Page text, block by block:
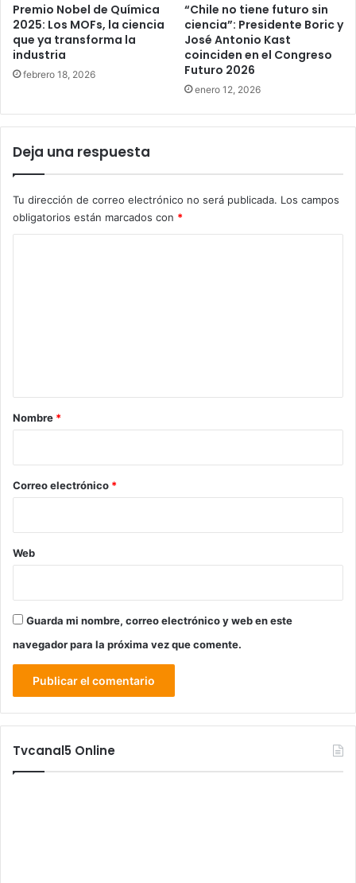
Premio Nobel de Química
2025: Los MOFs, la ciencia
que ya transforma la
industria
febrero 18, 2026
“Chile no tiene futuro sin
ciencia”: Presidente Boric y
José Antonio Kast
coinciden en el Congreso
Futuro 2026
enero 12, 2026
Deja una respuesta
Tu dirección de correo electrónico no será publicada. Los campos
obligatorios están marcados con *
r
*
Nombre *
Correo electrónico *
Web
Guarda mi nombre, correo electrónico y web en este
navegador para la próxima vez que comente.
Tvcanal5 Online